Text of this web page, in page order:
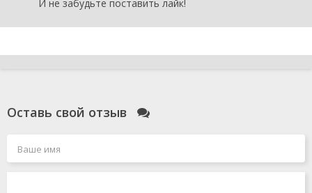
И не забудьте поставить лайк!
Оставь свой отзыв